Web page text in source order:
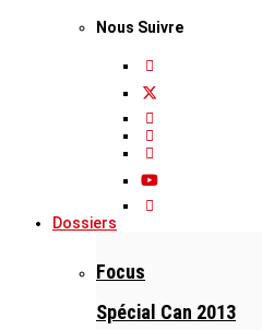
Nous Suivre
Dossiers
Focus
Spécial Can 2013